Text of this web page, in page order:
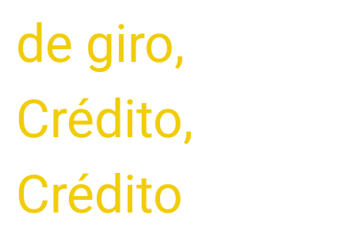
de giro,
Crédito,
Crédito